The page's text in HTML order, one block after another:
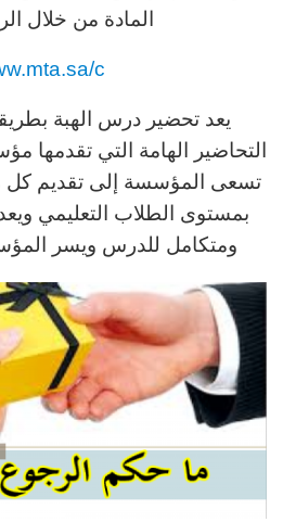
المادة من خلال
c
يعد تحضير درس الهبة
التحاضير الهامة التي تقدمها
تسعى المؤسسة إلى تقديم كل
بمستوى الطلاب التعليمي
ومتكامل للدرس ويسر